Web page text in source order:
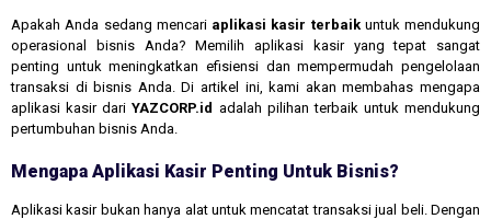
Apakah Anda sedang mencari aplikasi kasir terbaikuntuk mendukung
operasional bisnis Anda? Memilih aplikasi kasir yang tepat sangat
penting untuk meningkatkan efisiensi dan mempermudah pengelolaan
transaksi di bisnis Anda. Di artikel ini, kami akan membahas mengapa
aplikasi kasir dariYAZCORP.id adalah pilihan terbaik untuk mendukung
pertumbuhan bisnis Anda.
Mengapa Aplikasi Kasir Penting Untuk Bisnis?
Aplikasi kasir bukan hanya alat untuk mencatat transaksi jual beli. Dengan